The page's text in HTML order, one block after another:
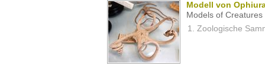
Modell von
Models of
Zoologische